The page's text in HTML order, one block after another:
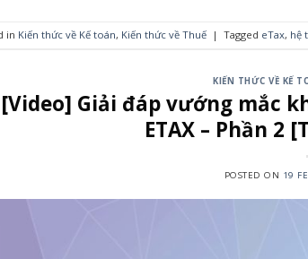
in Kiến thức về Kế toán, Kiến thức về Thuế | Tagged eTax, hệ
KIẾN THỨC VỀ KẾ
[Video] Giải đáp vướng mắc
ETAX – Phần 2
POSTED ON 19